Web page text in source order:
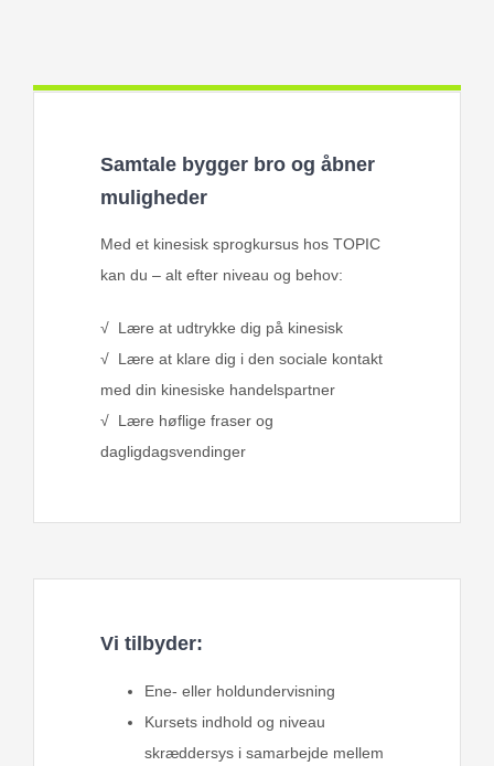
Samtale bygger bro og åbner
muligheder
Med et kinesisk sprogkursus hos TOPIC
kan du – alt efter niveau og behov:
√ Lære at udtrykke dig på kinesisk
√ Lære at klare dig i den sociale kontakt
med din kinesiske handelspartner
√ Lære høflige fraser og
dagligdagsvendinger
Vi tilbyder:
Ene- eller holdundervisning
Kursets indhold og niveau
skræddersys i samarbejde mellem